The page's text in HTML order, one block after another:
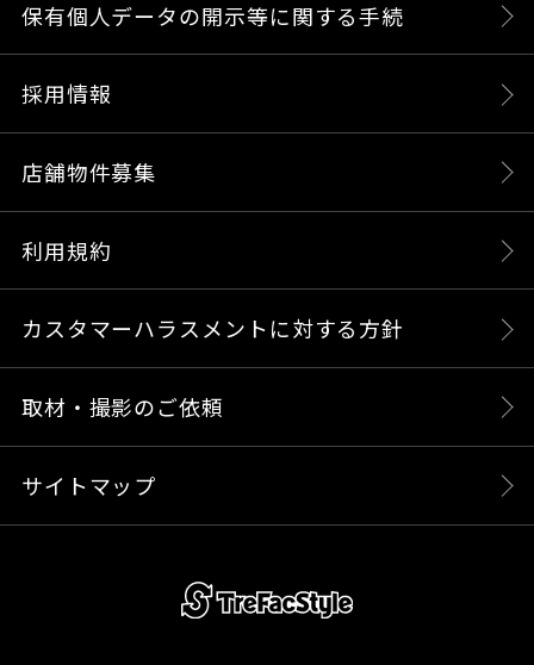
保有個人データの開示等に関する手続
採用情報
店舗物件募集
利用規約
カスタマーハラスメントに対する方針
取材・撮影のご依頼
サイトマップ